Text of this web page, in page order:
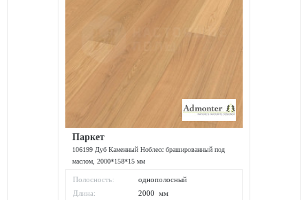
Паркет
106199 Дуб Каменный Ноблесс брашированный под
маслом, 2000*158*15 мм
Полосность:
однополосный
Длина:
2000 мм